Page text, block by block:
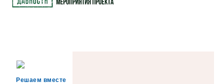
Решаем вместе